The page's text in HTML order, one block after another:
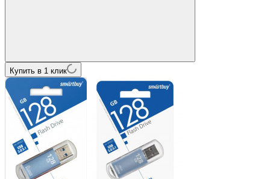
Купить в 1 клик